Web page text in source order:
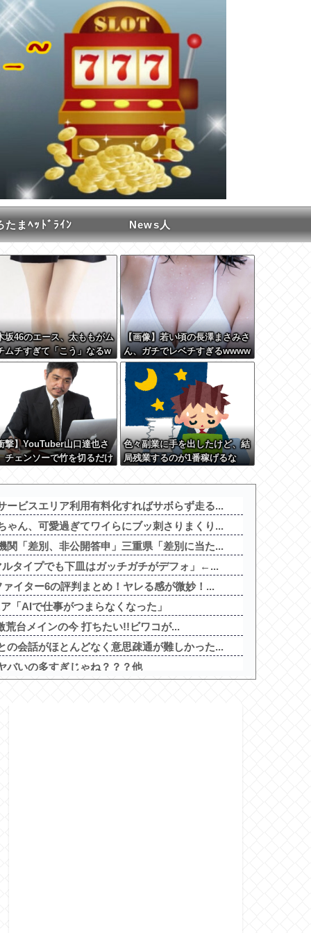
たまﾍｯﾄﾞﾗｲﾝ News人
坂46のエース、太ももがム
ムチすぎて「こう」なるw
【画像】若い頃の長澤まさみさ
ん、ガチでレベチすぎるwwww
w
撃】YouTuber山口達也さ
チェンソーで竹を切るだけ
、こう言うのでいいんだ
w w w w w w w w
色々副業に手を出したけど、結
局残業するのが1番稼げるな
ービスエリア利用有料化すればサボらず走る...
ゃん、可愛過ぎてワイらにブッ刺さりまくり...
関「差別、非公開答申」三重県「差別に当た...
タイプでも下皿はガッチガチがデフォ」←...
イター6の評判まとめ！ヤレる感が微妙！...
「AIで仕事がつまらなくなった」
荒台メインの今 打ちたい!!ビワコが...
の会話がほとんどなく意思疎通が難しかった...
バいの多すぎじゃね？？？他